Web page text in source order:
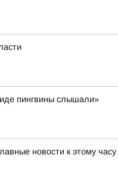
пингвины слышали»
новости к этому часу